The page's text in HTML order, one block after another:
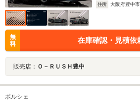
住所
大阪府豊中市
無
料
在庫確認・見積依
販売店： Ｏ－ＲＵＳＨ豊中
ポルシェ